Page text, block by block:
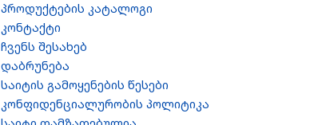
პროდუქტების კატალოგი
კონტაქტი
ჩვენს შესახებ
დაბრუნება
საიტის გამოყენების წესები
კონფიდენციალურობის პოლიტიკა